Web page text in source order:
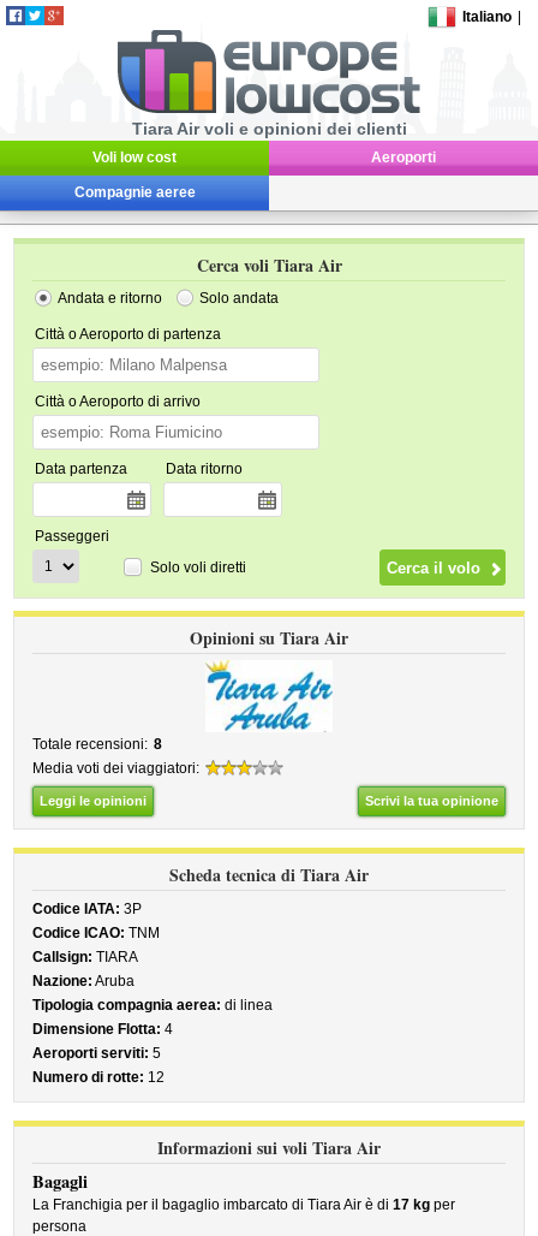
Italiano
Tiara Air voli e opinioni dei clienti
Voli low cost Aeroporti
Compagnie aeree
Cerca voli Tiara Air
Andata e ritorno Solo andata
Città o Aeroporto di partenza
Città o Aeroporto di arrivo
Data partenza Data ritorno
Passeggeri
Solo voli diretti
Opinioni su Tiara Air
Totale recensioni: 8
Media voti dei viaggiatori:
Leggi le opinioni Scrivi la tua opinione
Scheda tecnica di Tiara Air
Codice IATA: 3P
Codice ICAO: TNM
Callsign: TIARA
Nazione: Aruba
Tipologia compagnia aerea: di linea
Dimensione Flotta: 4
Aeroporti serviti: 5
Numero di rotte: 12
Informazioni sui voli Tiara Air
Bagagli
La Franchigia per il bagaglio imbarcato di Tiara Air è di17 kg per
persona